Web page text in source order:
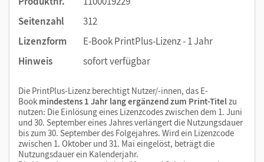
Seitenzahl
312
Lizenzform
E-Book PrintPlus-Lizenz - 1 Jahr
Hinweis
sofort verfügbar
Die PrintPlus-Lizenz berechtigt Nutzer/-innen, das E-
Book mindestens 1 Jahr lang ergänzend zum Print-Titelzu
nutzen: Die Einlösung eines Lizenzcodes zwischen dem 1. Juni
und 30. September eines Jahres verlängert die Nutzungsdauer
bis zum 30. September des Folgejahres. Wird ein Lizenzcode
zwischen 1. Oktober und 31. Mai eingelöst, beträgt die
Nutzungsdauer ein Kalenderjahr.